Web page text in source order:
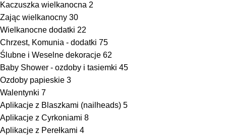
Kaczuszka wielkanocna 2
Zając wielkanocny 30
Wielkanocne dodatki 22
Chrzest, Komunia - dodatki 75
Ślubne i Weselne dekoracje 62
Baby Shower - ozdoby i tasiemki 45
Ozdoby papieskie 3
Walentynki 7
Aplikacje z Blaszkami (nailheads) 5
Aplikacje z Cyrkoniami 8
Aplikacje z Perełkami 4